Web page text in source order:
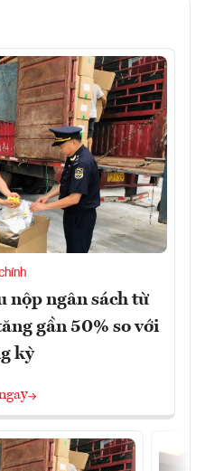
chính
nộp ngân sách từ
gần 50% so với
kỳ